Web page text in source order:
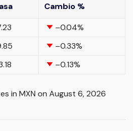
Cambio %
–0.04%
–0.33%
–0.13%
in MXN on August 6, 2026